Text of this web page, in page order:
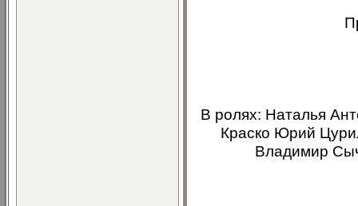
В ролях: Наталья
Краско Юрий
Владимир